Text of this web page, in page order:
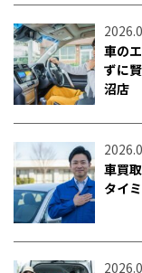
車の
ずに
沼店
車買
タイ